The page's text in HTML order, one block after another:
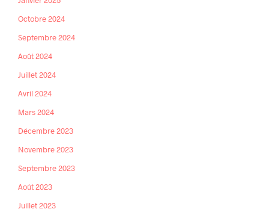
Octobre 2024
Septembre 2024
Août 2024
Juillet 2024
Avril 2024
Mars 2024
Décembre 2023
Novembre 2023
Septembre 2023
Août 2023
Juillet 2023